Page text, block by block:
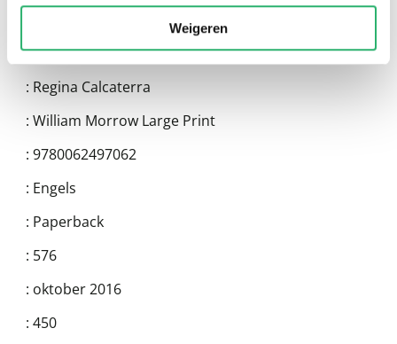
Weigeren
: Regina Calcaterra
: William Morrow Large Print
: 9780062497062
: Engels
: Paperback
: 576
: oktober 2016
: 450